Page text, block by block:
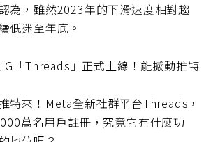
為，雖然2023年的下滑速度相對趨
低迷至年底。
「Threads」正式上線！能撼動推特
特來！Meta全新社群平台Threads，
萬名用戶註冊，究竟它有什麼功